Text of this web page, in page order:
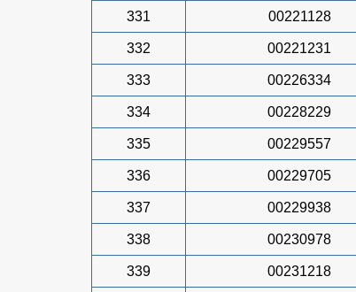
331 00221128
332 00221231
333 00226334
334 00228229
335 00229557
336 00229705
337 00229938
338 00230978
339 00231218